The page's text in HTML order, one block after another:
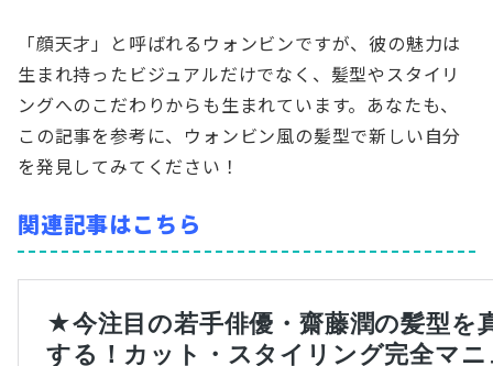
「顔天才」と呼ばれるウォンビンですが、彼の魅力は
生まれ持ったビジュアルだけでなく、髪型やスタイリ
ングへのこだわりからも生まれています。あなたも、
この記事を参考に、ウォンビン風の髪型で新しい自分
を発見してみてください！
関連記事はこちら